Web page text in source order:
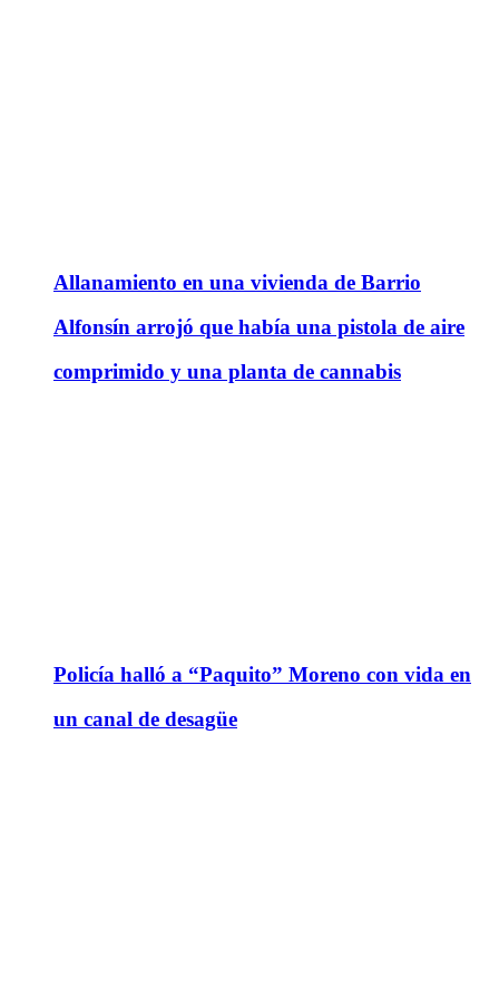
Allanamiento en una vivienda de Barrio
Alfonsín arrojó que había una pistola de aire
comprimido y una planta de cannabis
Policía halló a “Paquito” Moreno con vida en
un canal de desagüe